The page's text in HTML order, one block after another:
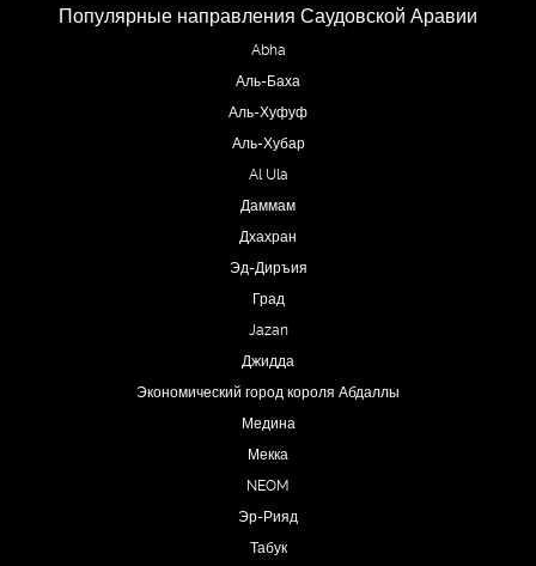
Популярные направления Саудовской Аравии
Abha
Аль-Баха
Аль-Хуфуф
Аль-Хубар
Al Ula
Даммам
Дхахран
Эд-Диръия
Град
Jazan
Джидда
Экономический город короля Абдаллы
Медина
Мекка
NEOM
Эр-Рияд
Табук